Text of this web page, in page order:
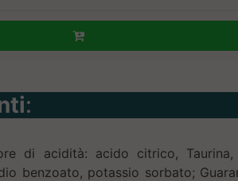
:
di acidità: acido citrico, Taurina,
benzoato, potassio sorbato;